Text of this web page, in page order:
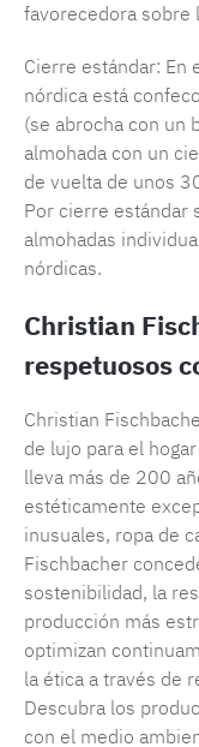
favorecedora sobre
Cierre estándar: En
nórdica está
(se abrocha con un
almohada con un
de vuelta de unos
Por cierre estándar
almohadas
nórdicas.
Christian
respetuosos
Christian
de lujo para el
lleva más de 200
estéticamente
inusuales, ropa de
Fischbacher
sostenibilidad, la
producción más
optimizan
la ética a través de
Descubra los
con el medio